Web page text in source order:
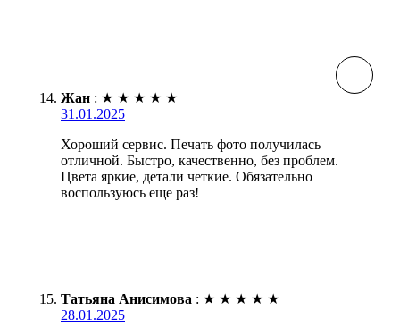
Жан : ★ ★ ★ ★ ★
31.01.2025
Хороший сервис. Печать фото получилась
отличной. Быстро, качественно, без проблем.
Цвета яркие, детали четкие. Обязательно
воспользуюсь еще раз!
Татьяна Анисимова : ★ ★ ★ ★ ★
28.01.2025